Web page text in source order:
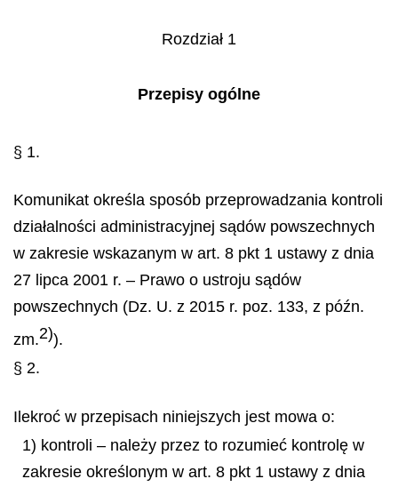
Rozdział 1
Przepisy ogólne
§ 1.
Komunikat określa sposób przeprowadzania kontroli
działalności administracyjnej sądów powszechnych
w zakresie wskazanym w art. 8 pkt 1 ustawy z dnia
27 lipca 2001 r. – Prawo o ustroju sądów
powszechnych (Dz. U. z 2015 r. poz. 133, z późn.
zm.2)).
§ 2.
Ilekroć w przepisach niniejszych jest mowa o:
1) kontroli – należy przez to rozumieć kontrolę w
zakresie określonym w art. 8 pkt 1 ustawy z dnia